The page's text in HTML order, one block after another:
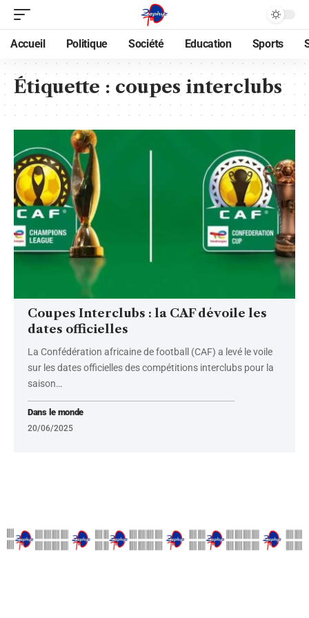
Accueil Politique Société Education Sports
Étiquette : coupes interclubs
Coupes Interclubs : la CAF dévoile les
dates officielles
La Confédération africaine de football (CAF) a levé le voile
sur les dates officielles des compétitions interclubs pour la
saison…
Dans le monde
20/06/2025